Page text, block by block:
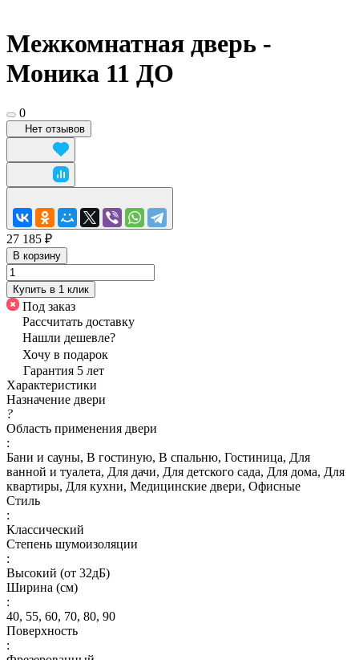
Межкомнатная дверь -
Моника 11 ДО
0
Нет отзывов
27 185 ₽
В корзину
Купить в 1 клик
Под заказ
Рассчитать доставку
Нашли дешевле?
Хочу в подарок
Гарантия 5 лет
Характеристики
Назначение двери
?
Область применения двери
:
Бани и сауны, В гостиную, В спальню, Гостиница, Для
ванной и туалета, Для дачи, Для детского сада, Для дома, Для
квартиры, Для кухни, Медицинские двери, Офисные
Стиль
:
Классический
Степень шумоизоляции
:
Высокий (от 32дБ)
Ширина (см)
:
40, 55, 60, 70, 80, 90
Поверхность
: